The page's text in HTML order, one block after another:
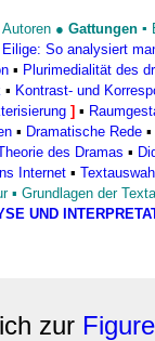
● Gattungen ▪
So analysiert
▪ Plurimedialität des
▪ Kontrast- und
] ▪
▪ Dramatische Rede ▪
des Dramas ▪
Internet ▪
▪ Grundlagen der
UND
zur